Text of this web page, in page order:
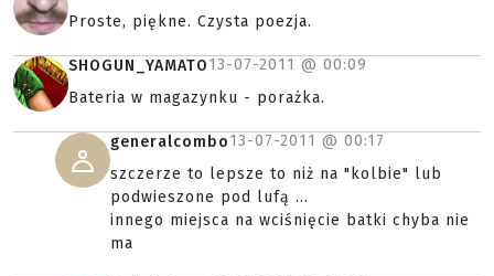
Proste, piękne. Czysta poezja.
SHOGUN_YAMATO13-07-2011 @ 00:09
Bateria w magazynku - porażka.
generalcombo13-07-2011 @ 00:17
szczerze to lepsze to niż na "kolbie" lub
podwieszone pod lufą ...
innego miejsca na wciśnięcie batki chyba nie
ma